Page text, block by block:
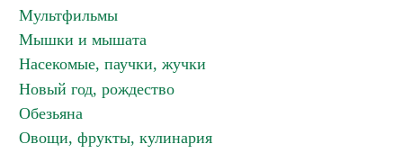
Мультфильмы
Мышки и мышата
Насекомые, паучки, жучки
Новый год, рождество
Обезьяна
Овощи, фрукты, кулинария